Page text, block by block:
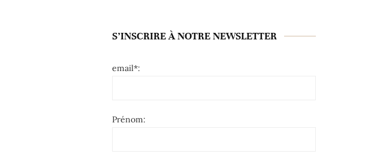
S’INSCRIRE À NOTRE NEWSLETTER
email*:
Prénom: